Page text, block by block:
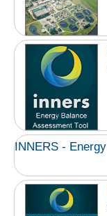
INNERS -